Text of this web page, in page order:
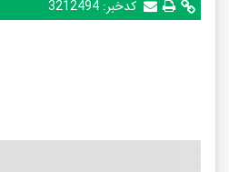
کدخبر:3212494